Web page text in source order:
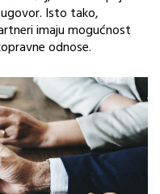
Isto tako,
imaju mogućnost
odnose.